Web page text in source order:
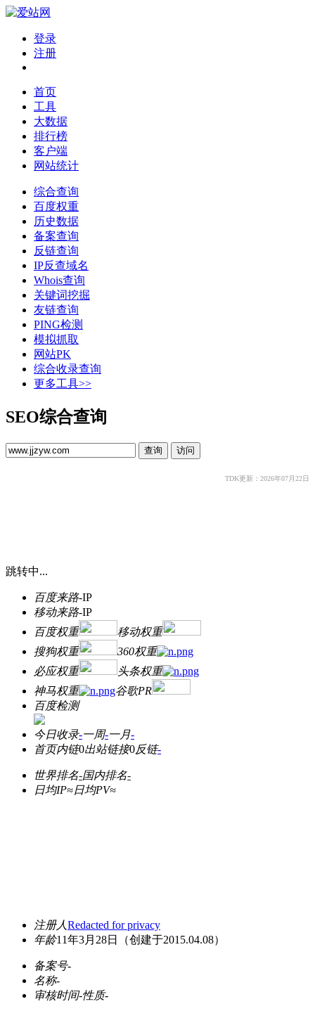
登录
注册
首页
工具
大数据
排行榜
客户端
网站统计
综合查询
百度权重
历史数据
备案查询
反链查询
IP反查域名
Whois查询
关键词挖掘
友链查询
PING检测
模拟抓取
网站PK
综合收录查询
更多工具>>
SEO综合查询
TDK更新：2026年07月22日
跳转中...
百度来路-IP
移动来路-IP
百度权重
移动权重
搜狗权重
360权重
必应权重
头条权重
神马权重
谷歌PR
百度检测
今日收录-一周-一月-
首页内链0出站链接0反链-
世界排名-国内排名-
日均IP≈日均PV≈
注册人Redacted for privacy
年龄11年3月28日 （创建于2015.04.08）
备案号-
名称-
审核时间-性质-